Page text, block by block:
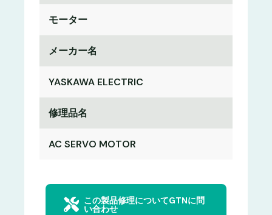
モーター
メーカー名
YASKAWA ELECTRIC
修理品名
AC SERVO MOTOR
この製品修理についてGTNに問
い合わせ